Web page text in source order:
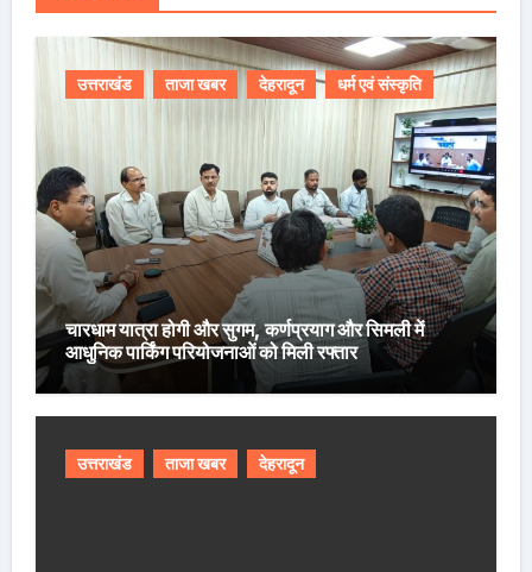
उत्तराखंड ताजा खबर देहरादून धर्म एवं संस्कृति
चारधाम यात्रा होगी और सुगम, कर्णप्रयाग और सिमली में
आधुनिक पार्किंग परियोजनाओं को मिली रफ्तार
उत्तराखंड ताजा खबर देहरादून